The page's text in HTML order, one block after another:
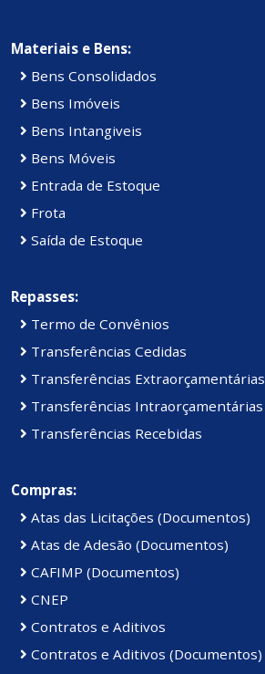
Materiais e Bens:
Bens Consolidados
Bens Imóveis
Bens Intangiveis
Bens Móveis
Entrada de Estoque
Frota
Saída de Estoque
Repasses:
Termo de Convênios
Transferências Cedidas
Transferências Extraorçamentárias
Transferências Intraorçamentárias
Transferências Recebidas
Compras:
Atas das Licitações (Documentos)
Atas de Adesão (Documentos)
CAFIMP (Documentos)
CNEP
Contratos e Aditivos
Contratos e Aditivos (Documentos)